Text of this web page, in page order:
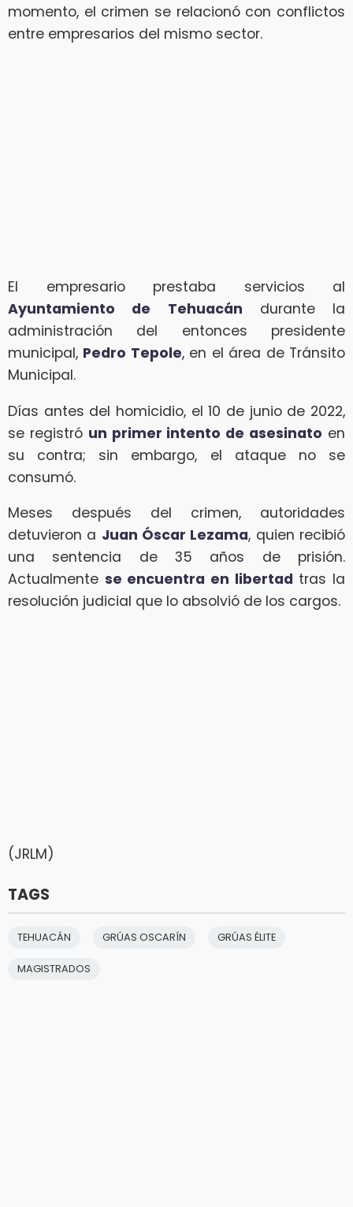
momento, el crimen se relacionó con conflictos
entre empresarios del mismo sector.
El empresario prestaba servicios al
Ayuntamiento de Tehuacán durante la
administración del entonces presidente
municipal, Pedro Tepole, en el área de Tránsito
Municipal.
Días antes del homicidio, el 10 de junio de 2022,
se registró un primer intento de asesinato en
su contra; sin embargo, el ataque no se
consumó.
Meses después del crimen, autoridades
detuvieron a Juan Óscar Lezama, quien recibió
una sentencia de 35 años de prisión.
Actualmente se encuentra en libertad tras la
resolución judicial que lo absolvió de los cargos.
(JRLM)
TAGS
TEHUACÁN GRÚAS OSCARÍN GRÚAS ÉLITE
MAGISTRADOS